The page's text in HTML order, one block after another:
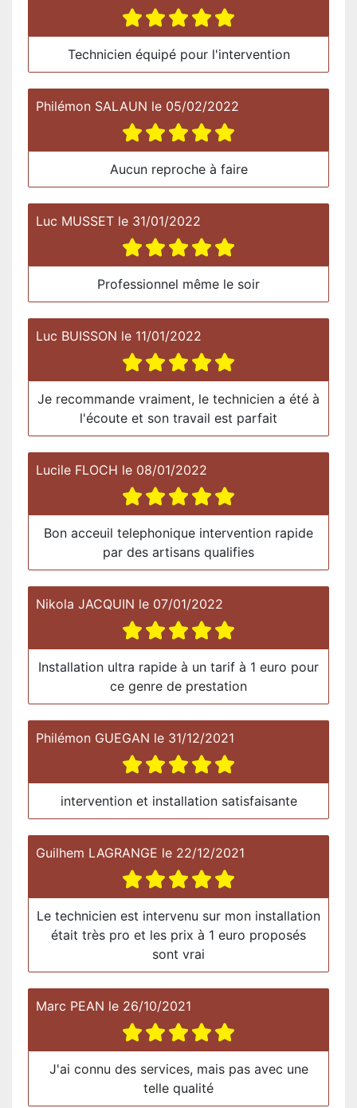
Technicien équipé pour l'intervention
Philémon SALAUN le 05/02/2022
Aucun reproche à faire
Luc MUSSET le 31/01/2022
Professionnel même le soir
Luc BUISSON le 11/01/2022
Je recommande vraiment, le technicien a été à
l'écoute et son travail est parfait
Lucile FLOCH le 08/01/2022
Bon acceuil telephonique intervention rapide
par des artisans qualifies
Nikola JACQUIN le 07/01/2022
Installation ultra rapide à un tarif à 1 euro pour
ce genre de prestation
Philémon GUEGAN le 31/12/2021
intervention et installation satisfaisante
Guilhem LAGRANGE le 22/12/2021
Le technicien est intervenu sur mon installation
était très pro et les prix à 1 euro proposés
sont vrai
Marc PEAN le 26/10/2021
J'ai connu des services, mais pas avec une
telle qualité